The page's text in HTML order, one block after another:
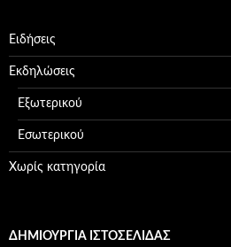
Ειδήσεις
Εκδηλώσεις
Εξωτερικού
Εσωτερικού
Χωρίς κατηγορία
ΔΗΜΙΟΥΡΓΊΑ ΙΣΤΟΣΕΛΊΔΑΣ